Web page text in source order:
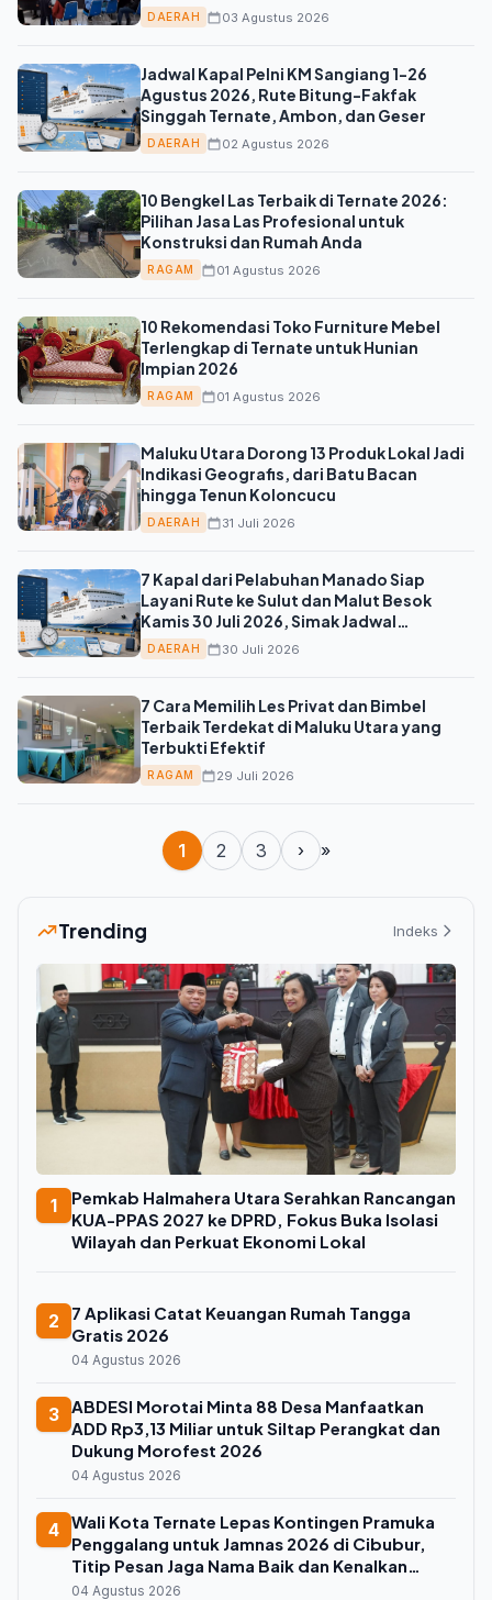
DAERAH 03 Agustus 2026
Jadwal Kapal Pelni KM Sangiang 1-26
Agustus 2026, Rute Bitung-Fakfak
Singgah Ternate, Ambon, dan Geser
DAERAH 02 Agustus 2026
10 Bengkel Las Terbaik di Ternate 2026:
Pilihan Jasa Las Profesional untuk
Konstruksi dan Rumah Anda
RAGAM 01 Agustus 2026
10 Rekomendasi Toko Furniture Mebel
Terlengkap di Ternate untuk Hunian
Impian 2026
RAGAM 01 Agustus 2026
Maluku Utara Dorong 13 Produk Lokal Jadi
Indikasi Geografis, dari Batu Bacan
hingga Tenun Koloncucu
DAERAH 31 Juli 2026
7 Kapal dari Pelabuhan Manado Siap
Layani Rute ke Sulut dan Malut Besok
Kamis 30 Juli 2026, Simak Jadwal
Lengkapnya
DAERAH 30 Juli 2026
7 Cara Memilih Les Privat dan Bimbel
Terbaik Terdekat di Maluku Utara yang
Terbukti Efektif
RAGAM 29 Juli 2026
1 2 3 › »
Trending Indeks
1
Pemkab Halmahera Utara Serahkan Rancangan
KUA-PPAS 2027 ke DPRD, Fokus Buka Isolasi
Wilayah dan Perkuat Ekonomi Lokal
2
7 Aplikasi Catat Keuangan Rumah Tangga
Gratis 2026
04 Agustus 2026
3 ABDESI Morotai Minta 88 Desa Manfaatkan
ADD Rp3,13 Miliar untuk Siltap Perangkat dan
Dukung Morofest 2026
04 Agustus 2026
4 Wali Kota Ternate Lepas Kontingen Pramuka
Penggalang untuk Jamnas 2026 di Cibubur,
Titip Pesan Jaga Nama Baik dan Kenalkan
Budaya Lokal
04 Agustus 2026